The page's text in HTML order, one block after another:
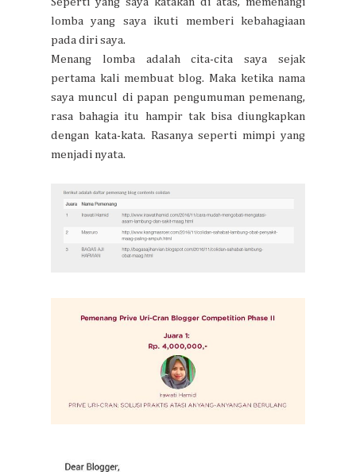
lomba yang saya ikuti memberi kebahagiaan
pada diri saya.
Menang lomba adalah cita-cita saya sejak
pertama kali membuat blog. Maka ketika nama
saya muncul di papan pengumuman pemenang,
rasa bahagia itu hampir tak bisa diungkapkan
dengan kata-kata. Rasanya seperti mimpi yang
menjadi nyata.